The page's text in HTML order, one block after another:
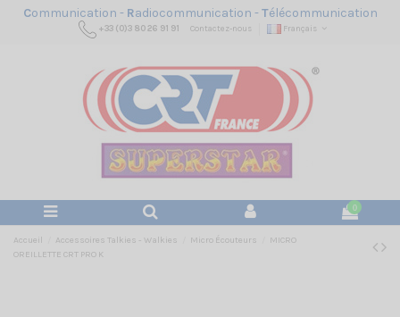
Communication - Radiocommunication -Télécommunication
+33 (0)3 80 26 91 91 Contactez-nous Français
0
Accueil Accessoires Talkies - Walkies Micro Écouteurs
MICRO
OREILLETTE CRT PRO K